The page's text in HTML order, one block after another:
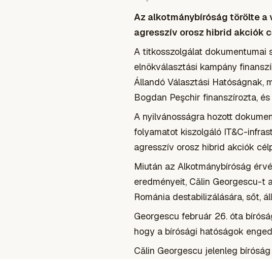
Az alkotmánybíróság törölte
agresszív orosz hibrid akciók
A titkosszolgálat dokumentumai
elnökválasztási kampány
Állandó Választási Hatóságnak,
Bogdan Peşchir finanszírozta,
A nyilvánosságra hozott
folyamatot kiszolgáló IT&C-
agresszív orosz hibrid akciók
Miután az Alkotmánybíróság
eredményeit, Călin Georgescu-t
Románia destabilizálására, sőt,
Georgescu február 26. óta
hogy a bírósági hatóságok
Călin Georgescu jelenleg